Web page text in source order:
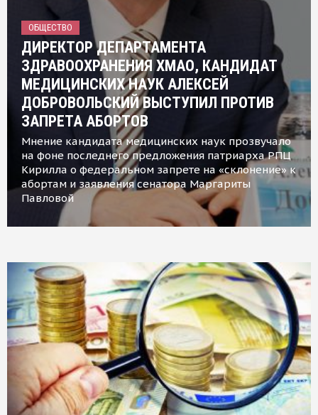
ОБЩЕСТВО
ДИРЕКТОР ДЕПАРТАМЕНТА
ЗДРАВООХРАНЕНИЯ ХМАО, КАНДИДАТ
МЕДИЦИНСКИХ НАУК АЛЕКСЕЙ
ДОБРОВОЛЬСКИЙ ВЫСТУПИЛ ПРОТИВ
ЗАПРЕТА АБОРТОВ
Мнение кандидата медицинских наук прозвучало
на фоне последнего предложения патриарха РПЦ
Кирилла о федеральном запрете на «склонение» к
абортам и заявления сенатора Маргариты
Павловой